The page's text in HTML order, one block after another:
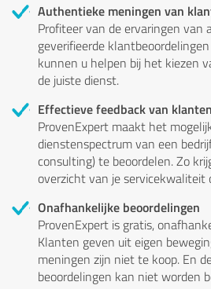
Authentieke meningen van
Profiteer van de ervaringen van
geverifieerde
kunnen u helpen bij het kiezen
de juiste dienst.
Effectieve feedback van klanten
ProvenExpert maakt het
dienstenspectrum van een
consulting) te beoordelen. Zo
overzicht van je servicekwaliteit
Onafhankelijke beoordelingen
ProvenExpert is gratis,
Klanten geven uit eigen
meningen zijn niet te koop. En
beoordelingen kan niet worden